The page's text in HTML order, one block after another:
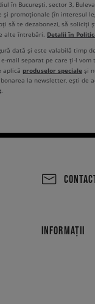
în București, sector 3,
promoționale (în interesul
să te dezabonezi, să soliciți
alte întrebări. Detalii în
dată și este valabilă timp
mail separat pe care ți-l
aplică produselor speciale și
la newsletter, ești de
.
INFORMAȚII